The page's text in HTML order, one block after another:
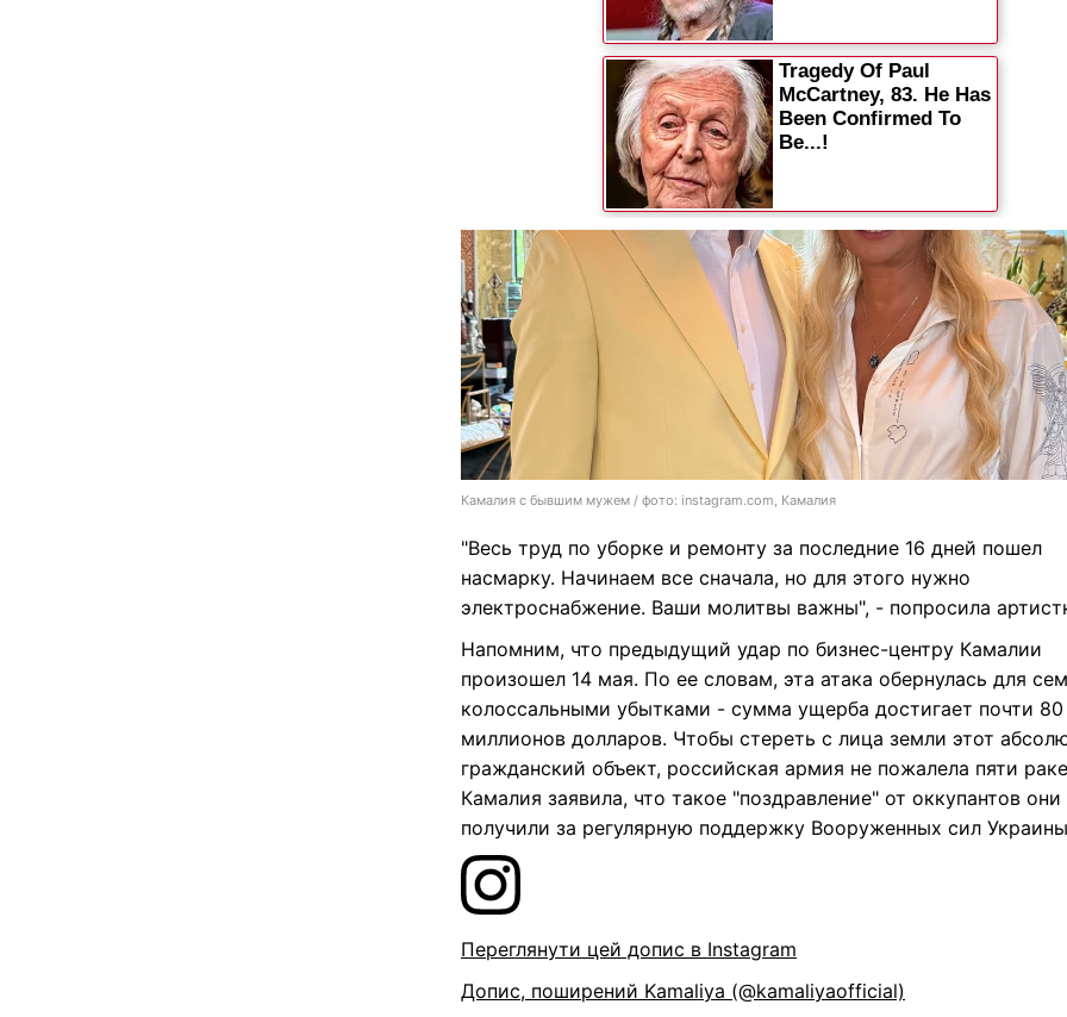
Камалия с бывшим мужем / фото: instagram.com, Камалия
"Весь труд по уборке и ремонту за последние 16 дней пошел
насмарку. Начинаем все сначала, но для этого нужно
электроснабжение. Ваши молитвы важны", - попросила
Напомним, что предыдущий удар по бизнес-центру Камалии
произошел 14 мая. По ее словам, эта атака обернулась для
колоссальными убытками - сумма ущерба достигает почти 80
миллионов долларов. Чтобы стереть с лица земли этот
гражданский объект, российская армия не пожалела пяти
Камалия заявила, что такое "поздравление" от оккупантов они
получили за регулярную поддержку Вооруженных сил
Переглянути цей допис в Instagram
Допис, поширений Kamaliya (@kamaliyaofficial)